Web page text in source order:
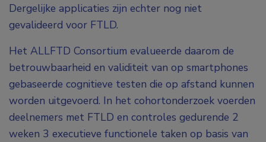
Dergelijke applicaties zijn echter nog niet
gevalideerd voor FTLD.
Het ALLFTD Consortium evalueerde daarom de
betrouwbaarheid en validiteit van op smartphones
gebaseerde cognitieve testen die op afstand kunnen
worden uitgevoerd. In het cohortonderzoek voerden
deelnemers met FTLD en controles gedurende 2
weken 3 executieve functionele taken op basis van